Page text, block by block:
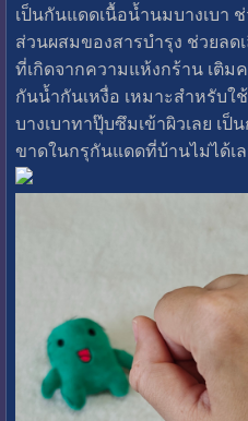
เป็นกันแดดเนื้อน้ำนมบางเบา
ส่วนผสมของสารบำรุง ช่วยลด
ที่เกิดจากความแห้งกร้าน เติ
กันน้ำกันเหงื่อ เหมาะสำหรับใ
บางเบาทาปุ๊บซึมเข้าผิวเลย เ
ขาดในกรุกันแดดที่บ้านไม่ได้เ